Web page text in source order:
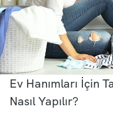
Ev Hanımları İçin
Nasıl Yapılır?